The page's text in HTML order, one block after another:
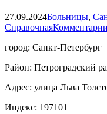
27.09.2024Больницы,
Справочная
город: Санкт-Петербург
Район: Петроградский
Адрес: улица Льва
Индекс: 197101